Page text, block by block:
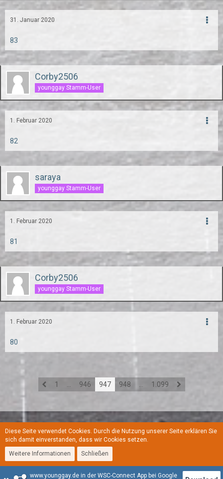
31. Januar 2020
83
Corby2506
younggay Stamm-User
1. Februar 2020
82
saraya
younggay Stamm-User
1. Februar 2020
81
Corby2506
younggay Stamm-User
1. Februar 2020
80
1 946 947 948 1.099
Regeln Datenschutzerklärung Kontakt
Stil:YoungGay
www.younggay.de in der WSC-Connect App bei Google
Diese Seite verwendet Cookies. Durch die Nutzung unserer Seite erklären Sie
sich damit einverstanden, dass wir Cookies setzen.
Weitere Informationen
Schließen